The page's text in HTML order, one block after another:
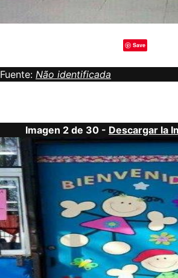
Save
Fuente: Não identificada
Imagen 2 de 30 - Descargar la